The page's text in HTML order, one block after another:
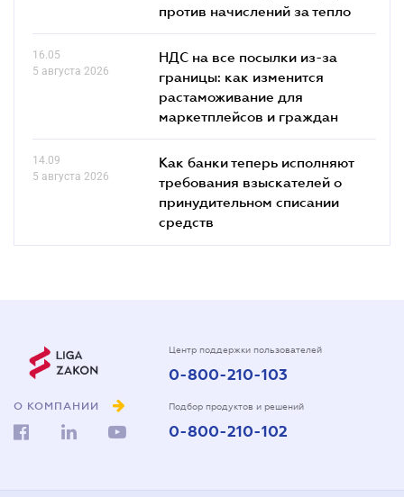
против начислений за тепло
16.05
5 августа 2026
НДС на все посылки из-за
границы: как изменится
растаможивание для
маркетплейсов и граждан
14.09
5 августа 2026
Как банки теперь исполняют
требования взыскателей о
принудительном списании
средств
О КОМПАНИИ
Центр поддержки пользователей
0-800-210-103
Подбор продуктов и решений
0-800-210-102